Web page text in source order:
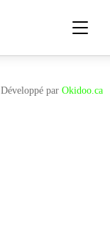
Développé par Okidoo.ca